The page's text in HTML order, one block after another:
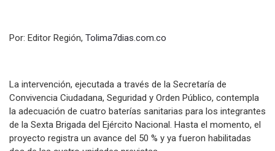
Por: Editor Región, Tolima7dias.com.co
La intervención, ejecutada a través de la Secretaría de
Convivencia Ciudadana, Seguridad y Orden Público, contempla
la adecuación de cuatro baterías sanitarias para los integrantes
de la Sexta Brigada del Ejército Nacional. Hasta el momento, el
proyecto registra un avance del 50 % y ya fueron habilitadas